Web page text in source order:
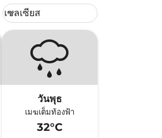
Weather unit option เซลเซียส
เซลเซียส
keyboard_arrow_down
วันพุธ
เมฆเต็มท้องฟ้า
32°C